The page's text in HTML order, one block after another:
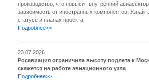
производство, что повысит внутренний
зависимость от иностранных компонентов.
статусе и планах проекта.
Подробнее>>
23.07.2026
Росавиация ограничила высоту подлета к
скажется на работе авиационного узла
Подробнее>>